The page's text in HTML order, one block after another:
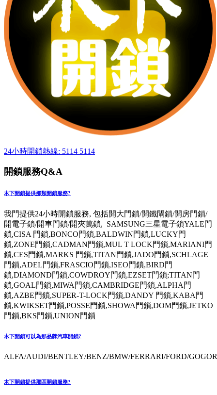
24小時開鎖熱線: 5114 5114
開鎖服務Q&A
木下開鎖提供那類開鎖服務?
我門提供24小時開鎖服務, 包括開大門鎖/開鐵閘鎖/開房門鎖/
開電子鎖/開車門鎖/開夾萬鎖, SAMSUNG三星電子鎖YALE門
鎖,CISA 門鎖,BONCO門鎖,BALDWIN門鎖,LUCKY門
鎖,ZONE門鎖,CADMAN門鎖,MUL T LOCK門鎖,MARIANI門
鎖,CES門鎖,MARKS 門鎖,TITAN門鎖,JADO門鎖,SCHLAGE
門鎖,ADEL門鎖,FRASCIO門鎖,ISEO門鎖,BIRD門
鎖,DIAMOND門鎖,COWDROY門鎖,EZSET門鎖;TITAN門
鎖,GOAL門鎖,MIWA門鎖,CAMBRIDGE門鎖,ALPHA門
鎖,AZBE門鎖,SUPER-T-LOCK門鎖,DANDY 門鎖,KABA門
鎖,KWIKSET門鎖,POSSE門鎖,SHOWA門鎖,DOM門鎖,JETKO
門鎖,BKS門鎖,UNION門鎖
木下開鎖可以為那品牌汽車開鎖?
ALFA/AUDI/BENTLEY/BENZ/BMW/FERRARI/FORD/
木下開鎖提供那區開鎖服務?